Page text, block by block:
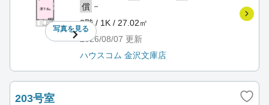
写真を見る
償 －
2階 / 1K / 27.02㎡
2026/08/07 更新
ハウスコム 金沢文庫店
203号室